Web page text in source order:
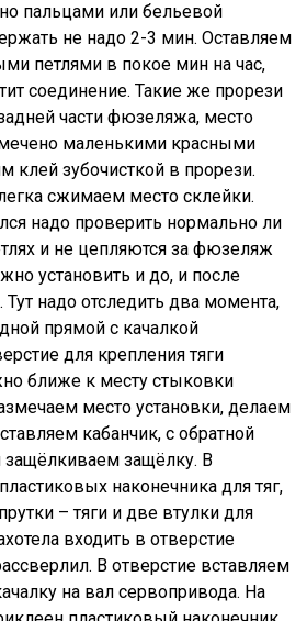
пальцами или бельевой
не надо 2-3 мин. Оставляем
петлями в покое мин на час,
соединение. Такие же прорези
части фюзеляжа, место
маленькими красными
клей зубочисткой в прорези.
сжимаем место склейки.
надо проверить нормально ли
и не цепляются за фюзеляж
установить и до, и после
надо отследить два момента,
прямой с качалкой
для крепления тяги
ближе к месту стыковки
место установки, делаем
кабанчик, с обратной
защёлку. В
наконечника для тяг,
– тяги и две втулки для
входить в отверстие
В отверстие вставляем
на вал сервопривода. На